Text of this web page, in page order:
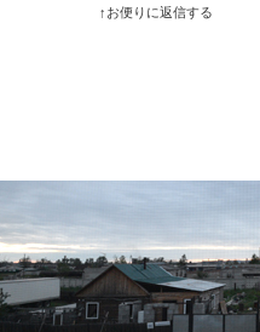
↑お便りに返信する